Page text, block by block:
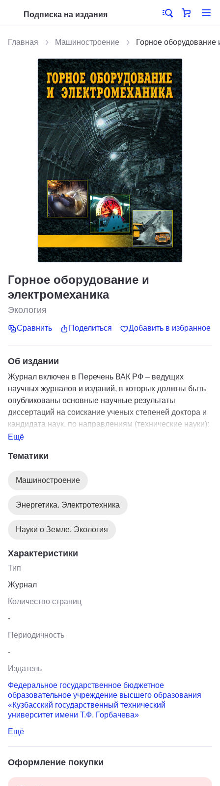
Подписка на издания
Главная Машиностроение Горное оборудование
Горное оборудование и
электромеханика
Экология
Сравнить Поделиться Добавить в избранное
Об издании
Журнал включен в Перечень ВАК РФ – ведущих
научных журналов и изданий, в которых должны быть
опубликованы основные научные результаты
диссертаций на соискание ученых степеней доктора и
кандидата наук. по направлениям (технические науки):
машиностроение и машиноведение транспортное,
электротехника
Ещё
Тематики
Машиностроение
Энергетика. Электротехника
Науки о Земле. Экология
Характеристики
Тип
Журнал
Количество страниц
-
Периодичность
-
Издатель
Федеральное государственное бюджетное
образовательное учреждение высшего образования
«Кузбасский государственный технический
университет имени Т.Ф. Горбачева»
Ещё
Оформление покупки